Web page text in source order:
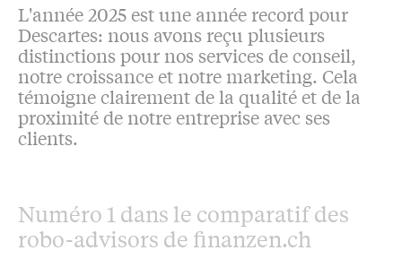
L'année 2025 est une année record pour
Descartes: nous avons reçu plusieurs
distinctions pour nos services de conseil,
notre croissance et notre marketing. Cela
témoigne clairement de la qualité et de la
proximité de notre entreprise avec ses
clients.
Numéro 1 dans le comparatif des
robo-advisors de finanzen.ch